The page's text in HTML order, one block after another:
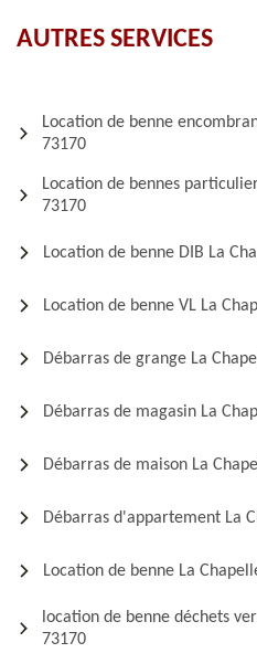
AUTRES SERVICES
Location de benne
73170
Location de bennes
73170
Location de benne DIB La
Location de benne VL La
Débarras de grange La
Débarras de magasin La
Débarras de maison La
Débarras d'appartement La
Location de benne La
location de benne déchets
73170